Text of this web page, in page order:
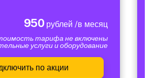
950 рублей /в месяц
тарифа не включены
услуги и оборудование
по акции